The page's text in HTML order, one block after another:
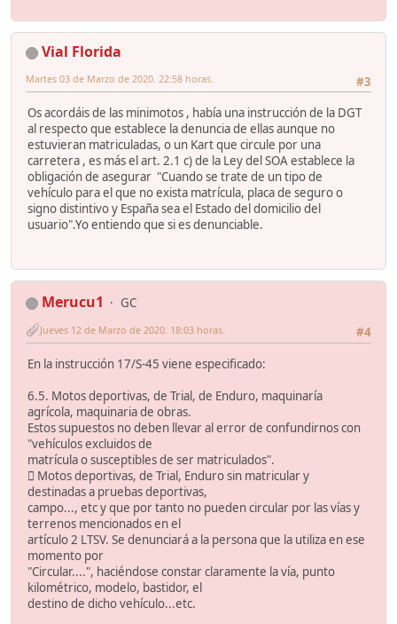
Vial Florida
#3
Martes 03 de Marzo de 2020. 22:58 horas.
Os acordáis de las minimotos , había una instrucción de la DGT
al respecto que establece la denuncia de ellas aunque no
estuvieran matriculadas, o un Kart que circule por una
carretera , es más el art. 2.1 c) de la Ley del SOA establece la
obligación de asegurar "Cuando se trate de un tipo de
vehículo para el que no exista matrícula, placa de seguro o
signo distintivo y España sea el Estado del domicilio del
usuario".Yo entiendo que si es denunciable.
Merucu1
GC
#4
Jueves 12 de Marzo de 2020. 18:03 horas.
En la instrucción 17/S-45 viene especificado:
6.5. Motos deportivas, de Trial, de Enduro, maquinaría
agrícola, maquinaria de obras.
Estos supuestos no deben llevar al error de confundirnos con
"vehículos excluidos de
matrícula o susceptibles de ser matriculados".
 Motos deportivas, de Trial, Enduro sin matricular y
destinadas a pruebas deportivas,
campo..., etc y que por tanto no pueden circular por las vías y
terrenos mencionados en el
artículo 2 LTSV. Se denunciará a la persona que la utiliza en ese
momento por
"Circular....", haciéndose constar claramente la vía, punto
kilométrico, modelo, bastidor, el
destino de dicho vehículo...etc.